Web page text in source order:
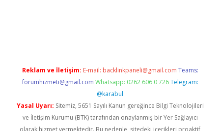
Reklam ve İletişim: E-mail: backlinkpaneli@gmail.com Teams:
forumhizmeti@gmail.com Whatsapp: 0262 606 0 726 Telegram:
@karabul
Yasal Uyarı: Sitemiz, 5651 Sayılı Kanun gereğince Bilgi Teknolojileri
ve İletişim Kurumu (BTK) tarafından onaylanmış bir Yer Sağlayıcı
olarak hizmet vermektedir. Bu nedenle, sitedeki içerikleri proaktif